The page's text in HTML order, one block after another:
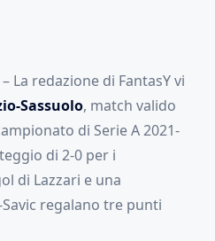
– La redazione di FantasY vi
Sassuolo, match valido
di Serie A 2021-
di 2-0 per i
di Lazzari e una
regalano tre punti